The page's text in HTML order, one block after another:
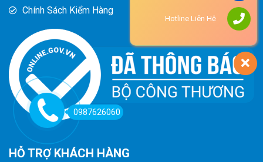
Chính Sách Kiểm Hàng
HỖ TRỢ KHÁCH HÀNG
0987626060
Hotline Liên Hệ